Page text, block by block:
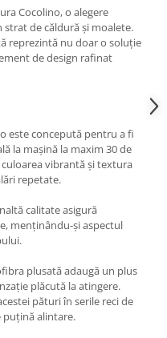
Cocolino, o alegere
de căldură și moalete.
reprezintă nu doar o soluție
de design rafinat
este concepută pentru a fi
la mașină la maxim 30 de
vibrantă și textura
repetate.
calitate asigură
menținându-și aspectul
plusată adaugă un plus
plăcută la atingere.
pături în serile reci de
puțină alintare.